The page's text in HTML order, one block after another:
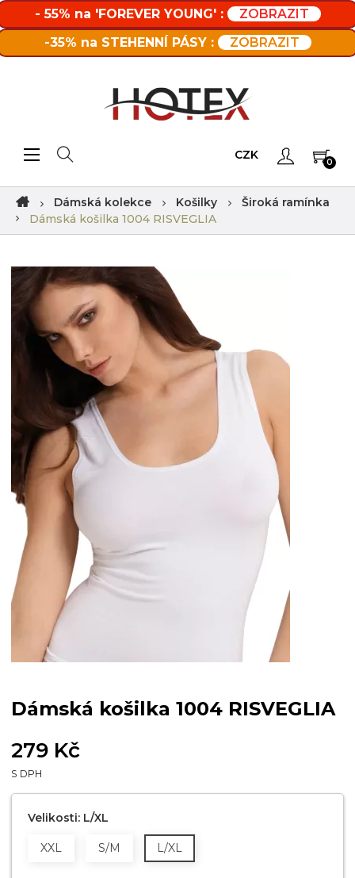
- 55% na 'FOREVER YOUNG' :
ZOBRAZIT
-35% na STEHENNÍ PÁSY :
ZOBRAZIT
Toggle navigation
☰ CZK
0
Dámská kolekce Košilky
Široká ramínka
Dámská košilka 1004 RISVEGLIA
Dámská košilka 1004 RISVEGLIA
279 Kč
S DPH
Velikosti: L/XL
XXL S/M L/XL